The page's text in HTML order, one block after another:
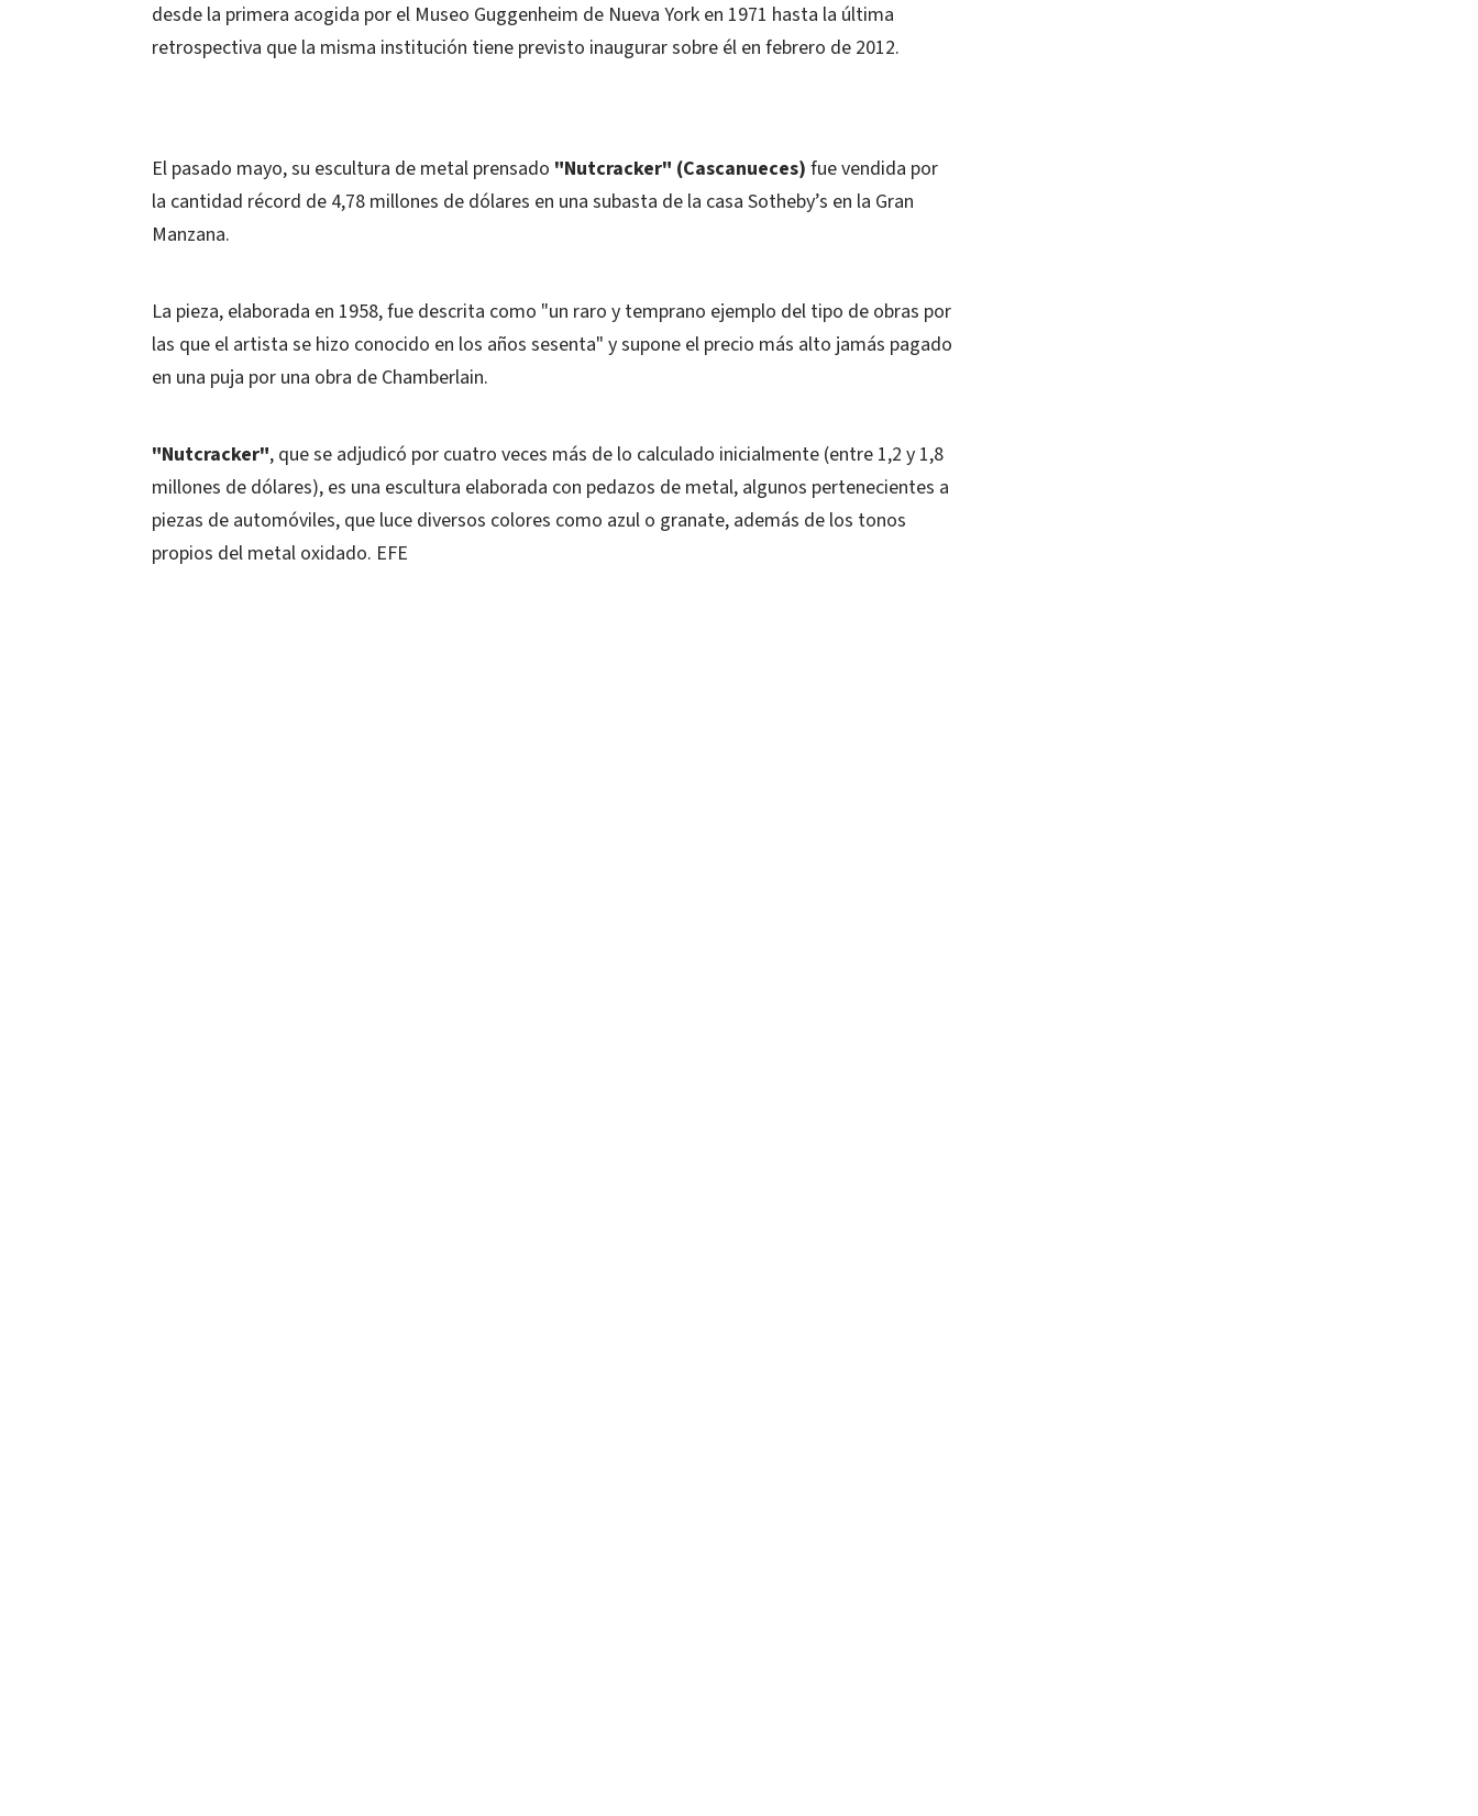
desde la primera acogida por el Museo Guggenheim de Nueva York en 1971 hasta la última
retrospectiva que la misma institución tiene previsto inaugurar sobre él en febrero de 2012.
El pasado mayo, su escultura de metal prensado "Nutcracker" (Cascanueces) fue vendida por
la cantidad récord de 4,78 millones de dólares en una subasta de la casa Sotheby’s en la Gran
Manzana.
La pieza, elaborada en 1958, fue descrita como "un raro y temprano ejemplo del tipo de obras por
las que el artista se hizo conocido en los años sesenta" y supone el precio más alto jamás pagado
en una puja por una obra de Chamberlain.
"Nutcracker", que se adjudicó por cuatro veces más de lo calculado inicialmente (entre 1,2 y 1,8
millones de dólares), es una escultura elaborada con pedazos de metal, algunos pertenecientes a
piezas de automóviles, que luce diversos colores como azul o granate, además de los tonos
propios del metal oxidado. EFE